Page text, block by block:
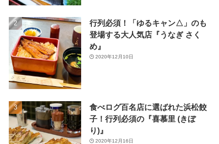
(1)
行列必須！「ゆるキャン△」のも
登場する大人気店『うなぎ さく
め』
2020年12月10日
食べログ百名店に選ばれた浜松餃
子！行列必須の『喜慕里 (きぼ
り)』
2020年12月16日